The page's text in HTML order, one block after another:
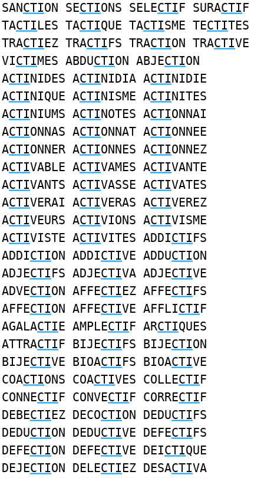
SANCTION SECTIONS SELECTIF SURACTIF
TACTILES TACTIQUE TACTISME TECTITES
TRACTIEZ TRACTIFS TRACTION TRACTIVE
VICTIMES ABDUCTION ABJECTION
ACTINIDES ACTINIDIA ACTINIDIE
ACTINIQUE ACTINISME ACTINITES
ACTINIUMS ACTINOTES ACTIONNAI
ACTIONNAS ACTIONNAT ACTIONNEE
ACTIONNER ACTIONNES ACTIONNEZ
ACTIVABLE ACTIVAMES ACTIVANTE
ACTIVANTS ACTIVASSE ACTIVATES
ACTIVERAI ACTIVERAS ACTIVEREZ
ACTIVEURS ACTIVIONS ACTIVISME
ACTIVISTE ACTIVITES ADDICTIFS
ADDICTION ADDICTIVE ADDUCTION
ADJECTIFS ADJECTIVA ADJECTIVE
ADVECTION AFFECTIEZ AFFECTIFS
AFFECTION AFFECTIVE AFFLICTIF
AGALACTIE AMPLECTIF ARCTIQUES
ATTRACTIF BIJECTIFS BIJECTION
BIJECTIVE BIOACTIFS BIOACTIVE
COACTIONS COACTIVES COLLECTIF
CONNECTIF CONVECTIF CORRECTIF
DEBECTIEZ DECOCTION DEDUCTIFS
DEDUCTION DEDUCTIVE DEFECTIFS
DEFECTION DEFECTIVE DEICTIQUE
DEJECTION DELECTIEZ DESACTIVA